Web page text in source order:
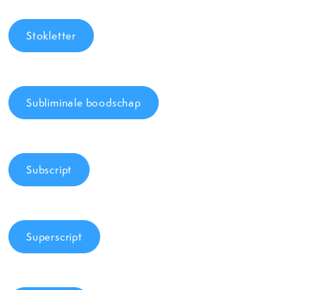
Stokletter
Subliminale boodschap
Subscript
Superscript